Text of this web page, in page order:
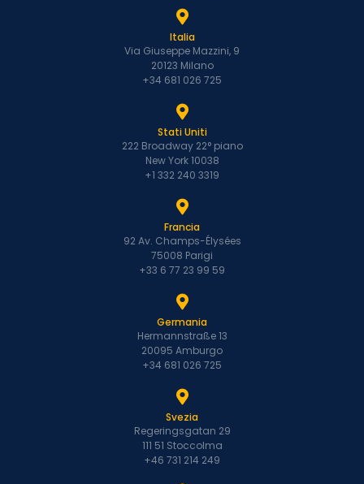
Italia
Via Giuseppe Mazzini, 9
20123 Milano
+34 681 026 725
Stati Uniti
222 Broadway 22° piano
New York 10038
+1 332 240 3319
Francia
92 Av. Champs-Élysées
75008 Parigi
+33 6 77 23 99 59
Germania
Hermannstraße 13
20095 Amburgo
+34 681 026 725
Svezia
Regeringsgatan 29
111 51 Stoccolma
+46 731 214 249